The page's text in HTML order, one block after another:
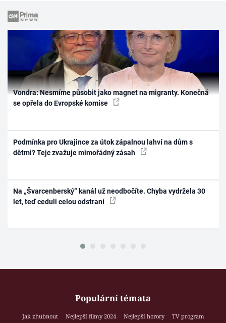
Vondra: Nesmíme působit jako magnet na migranty. Konečná
se opřela do Evropské komise
Podmínka pro Ukrajince za útok zápalnou lahví na dům s
dětmi? Tejc zvažuje mimořádný zásah
Na „Švarcenberský“ kanál už neodbočíte. Chyba vydržela 30
let, teď ceduli celou odstraní
Populární témata
Jak zhubnout Nejlepší filmy 2024 Nejlepší horory
TV program